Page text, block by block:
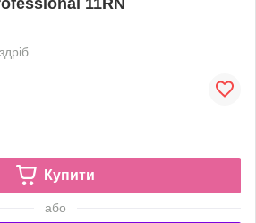
Купити
або